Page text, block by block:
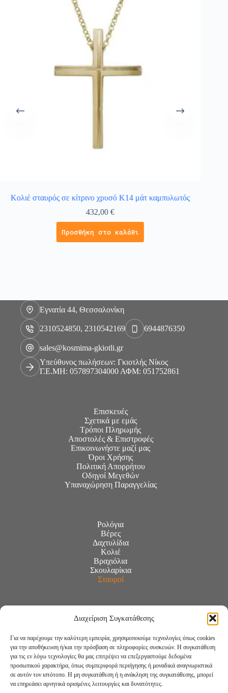
Διαχείριση Συγκατάθεσης
Για να παρέχουμε την καλύτερη εμπειρία, χρησιμοποιούμε τεχνολογίες όπως cookies
για την αποθήκευση ή/και την πρόσβαση σε πληροφορίες συσκευών. Η συγκατάθεση
για τις εν λόγω τεχνολογίες θα μας επιτρέψει να επεξεργαστούμε δεδομένα
προσωπικού χαρακτήρα, όπως συμπεριφορά περιήγησης ή μοναδικά αναγνωριστικά
σε αυτόν τον ιστότοπο. Η μη συγκατάθεση ή η ανάκληση της συγκατάθεσης, μπορεί
να επηρεάσει αρνητικά ορισμένες λειτουργίες και δυνατότητες.
Κολιέ σταυρός σε κίτρινο χρυσό Κ14 μάτ καμπυλωτός
432,00€
Προσθήκη στο καλάθι
Εγνατία 44, Θεσσαλονίκη
2310524850, 2310542169 6944876350
sales@kosmima-gkiotli.gr
Υπεύθυνος πωλήσεων: Γκιοτλής Νίκος
Γ.Ε.ΜΗ: 057897304000 ΑΦΜ: 051752861
Επισκευές
Σχετικά με εμάς
Τρόποι Πληρωμής
Αποστολές & Επιστροφές
Επικοινωνήστε μαζί μας
Όροι Χρήσης
Πολιτική Απορρήτου
Οδηγοί Μεγεθών
Υπαναχώρηση Παραγγελίας
Ρολόγια
Βέρες
Δαχτυλίδια
Κολιέ
Βραχιόλια
Σκουλαρίκια
Σταυροί